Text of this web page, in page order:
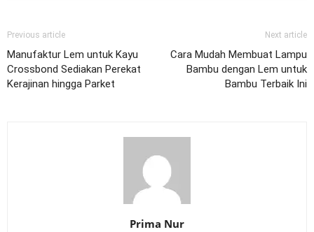
Previous article
Manufaktur Lem untuk Kayu
Crossbond Sediakan Perekat
Kerajinan hingga Parket
Next article
Cara Mudah Membuat Lampu
Bambu dengan Lem untuk
Bambu Terbaik Ini
Prima Nur